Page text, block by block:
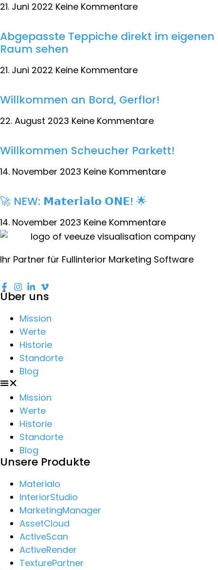
21. Juni 2022 Keine Kommentare
Abgepasste Teppiche direkt im eigenen
Raum sehen
21. Juni 2022 Keine Kommentare
Willkommen an Bord, Gerflor!
22. August 2023 Keine Kommentare
Willkommen Scheucher Parkett!
14. November 2023 Keine Kommentare
🚀 NEW: 𝗠𝗮𝘁𝗲𝗿𝗶𝗮𝗹𝗼 𝗢𝗡𝗘! 🌟
14. November 2023 Keine Kommentare
Ihr Partner für Fullinterior Marketing Software
Über uns
Mission
Werte
Historie
Standorte
Blog
Mission
Werte
Historie
Standorte
Blog
Unsere Produkte
Materialo
InteriorStudio
MarketingManager
AssetCloud
ActiveScan
ActiveRender
TexturePartner